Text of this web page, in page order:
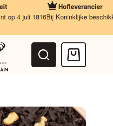
4 juli 1816
Hofleverancier
Bij Koninklijke